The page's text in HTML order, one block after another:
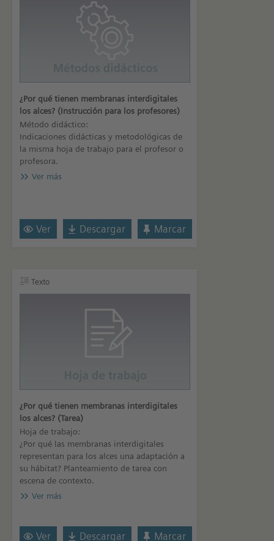
¿Por qué tienen membranas interdigitales
los alces? (Instrucción para los profesores)
Método didáctico:
Indicaciones didácticas y metodológicas de
la misma hoja de trabajo para el profesor o
profesora.
Ver más
Ver Descargar Marcar
Texto
¿Por qué tienen membranas interdigitales
los alces? (Tarea)
Hoja de trabajo:
¿Por qué las membranas interdigitales
representan para los alces una adaptación a
su hábitat? Planteamiento de tarea con
escena de contexto.
Ver más
Ver Descargar Marcar